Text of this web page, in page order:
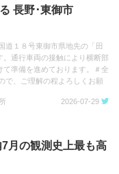
長野･‬東御市
道１８号東御市県地先の「田
通行車両の接触により横断部
準備を進めております。＃全
で、ご理解の程よろしくお願
2026-07-29
月の観測史上最も高